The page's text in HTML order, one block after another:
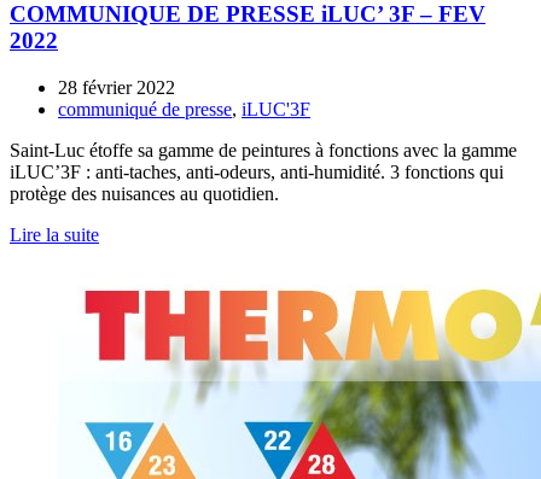
COMMUNIQUE DE PRESSE iLUC’ 3F – FEV
2022
28 février 2022
communiqué de presse, iLUC'3F
Saint-Luc étoffe sa gamme de peintures à fonctions avec la gamme
iLUC’3F : anti-taches, anti-odeurs, anti-humidité. 3 fonctions qui
protège des nuisances au quotidien.
Lire la suite